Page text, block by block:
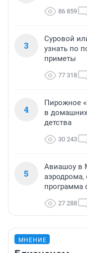
86 859
3
Суровой
узнать по
приметы
77 318
4
Пирожное
в
детства
30 243
5
Авиашоу в
аэродрома,
программа
27 288
МНЕНИЕ